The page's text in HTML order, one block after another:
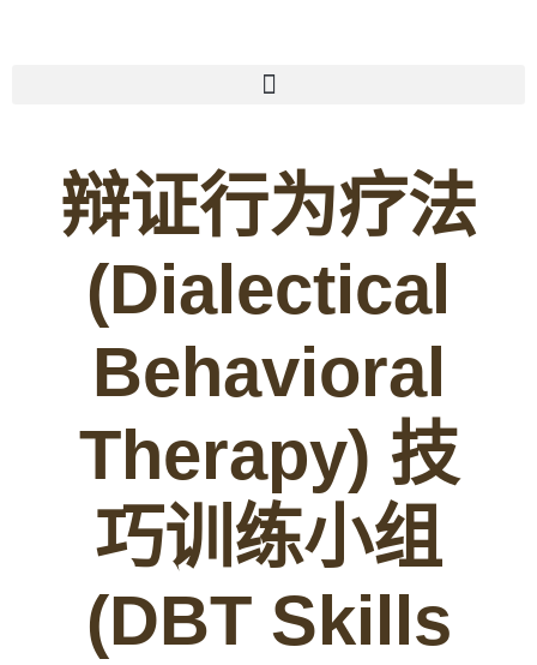
辩证行为疗法
(Dialectical
Behavioral
Therapy) 技
巧训练小组
(DBT Skills